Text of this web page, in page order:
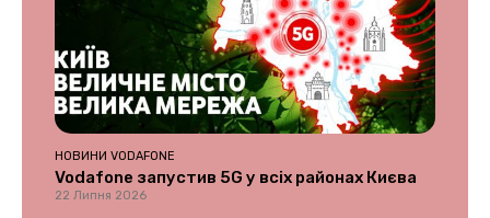
НОВИНИ VODAFONE
Vodafone запустив 5G у всіх районах Києва
22 Липня 2026